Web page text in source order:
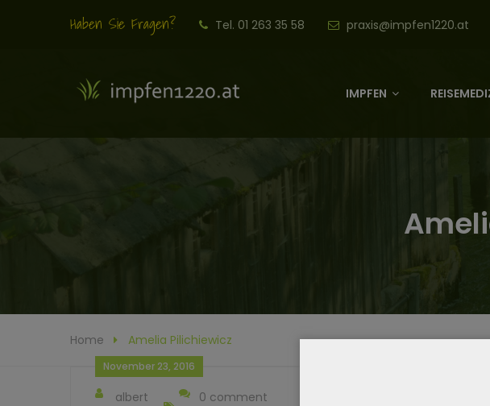
Haben Sie Fragen? Tel. 01 263 35 58 praxis@impfen1220.at
IMPFEN
Home Amelia Pilichiewicz
November 23, 2016
albert
0 comment